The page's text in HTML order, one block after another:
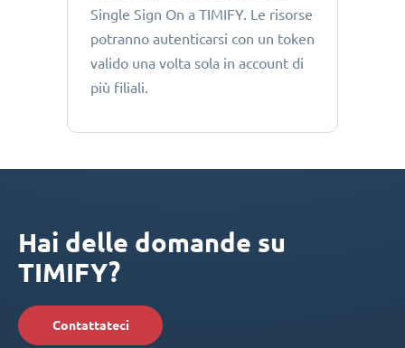
Single Sign On a TIMIFY. Le risorse
potranno autenticarsi con un token
valido una volta sola in account di
più filiali.
Hai delle domande su
TIMIFY?
Contattateci